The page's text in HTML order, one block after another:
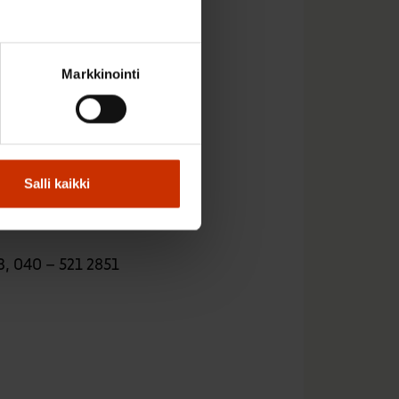
Markkinointi
Salli kaikki
palvelualoilla
lisäävänsä
040 – 521 2851